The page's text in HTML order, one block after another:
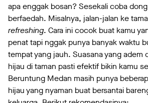
apa enggak bosan? Sesekali coba
berfaedah. Misalnya, jalan-jalan ke
refreshing. Cara ini cocok buat kamu
penat tapi nggak punya banyak waktu
tempat yang jauh. Suasana yang adem
hijau di taman pasti efektif bikin kamu
Beruntung Medan masih punya
hijau yang nyaman buat bersantai